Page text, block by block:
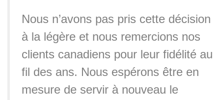
Nous n’avons pas pris cette décision
à la légère et nous remercions nos
clients canadiens pour leur fidélité au
fil des ans. Nous espérons être en
mesure de servir à nouveau le